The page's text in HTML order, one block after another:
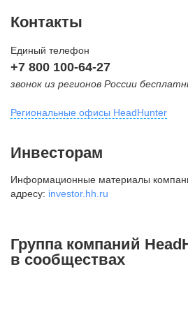
Контакты
Единый телефон
+7 800 100-64-27
звонок из регионов России
Региональные офисы HeadHunter
внутригородская территория
Муниципальный округ Тверской,
2-я Брестская ул., д. 48,
+7 495 980-64-27
Инвесторам
Информационные материалы
адресу: investor.hh.ru
Группа компаний
в сообществах